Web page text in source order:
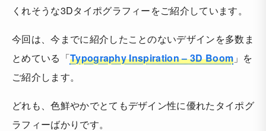
くれそうな3Dタイポグラフィーをご紹介しています。
今回は、今までに紹介したことのないデザインを多数ま
とめている「Typography Inspiration – 3D Boom 」を
ご紹介します。
どれも、色鮮やかでとてもデザイン性に優れたタイポグ
ラフィーばかりです。